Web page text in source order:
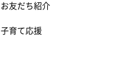
お友だち紹介
子育て応援